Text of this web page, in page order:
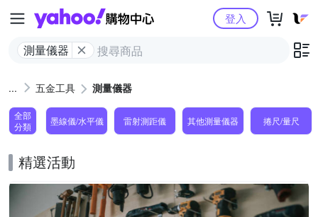
Yahoo購物中心
測量儀器
登入
五金工具 測量儀器
全部
分類
墨線儀/水平儀 雷射測距儀 其他測量儀器 捲尺/量尺
精選活動